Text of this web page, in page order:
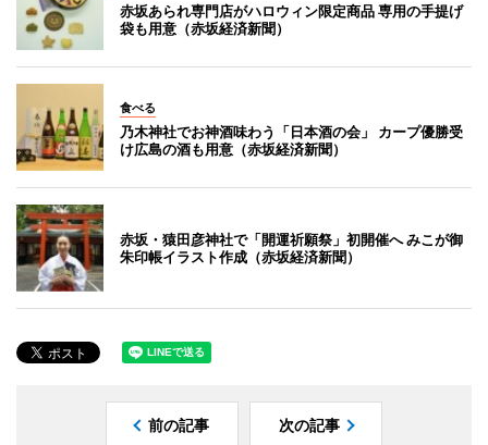
赤坂あられ専門店がハロウィン限定商品 専用の手提げ
袋も用意（赤坂経済新聞）
食べる
乃木神社でお神酒味わう「日本酒の会」 カープ優勝受
け広島の酒も用意（赤坂経済新聞）
赤坂・猿田彦神社で「開運祈願祭」初開催へ みこが御
朱印帳イラスト作成（赤坂経済新聞）
前の記事 次の記事